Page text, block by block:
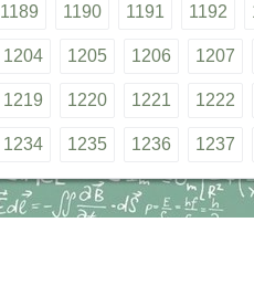
1189 1190 1191 1192
1204 1205 1206 1207
1219 1220 1221 1222
1234 1235 1236 1237